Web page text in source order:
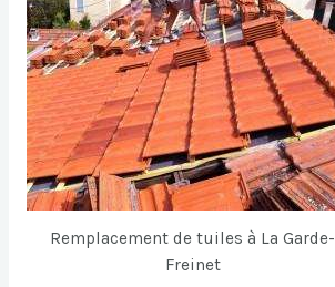
Remplacement de tuiles à La Garde-
Freinet